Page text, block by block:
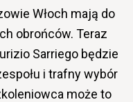
Włoch mają do
obrońców. Teraz
Sarriego będzie
i trafny wybór
może to